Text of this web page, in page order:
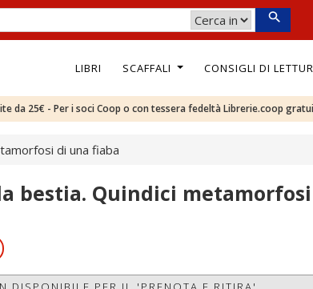
LIBRI SCAFFALI CONSIGLI DI
da 25€ - Per i soci Coop o con tessera fedeltà Librerie.coop
di una fiaba
bestia. Quindici